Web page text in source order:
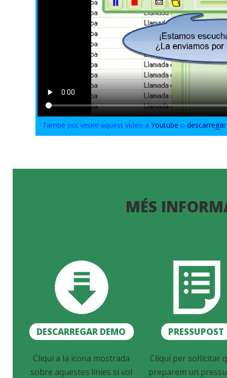
També pot veure aquest vídeo aYoutube o
MÉS
DESCARREGAR DEMO PRESSUPOST
Cliqui a la icona mostrada
sobre aquestes línies si vol
Cliqui per sol·licitar
preparem un